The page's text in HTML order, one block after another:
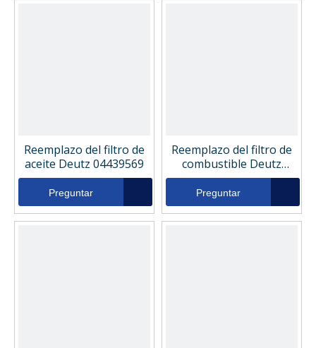
Reemplazo del filtro de
aceite Deutz 04439569
Preguntar
Reemplazo del filtro de
combustible Deutz
2133943
Preguntar